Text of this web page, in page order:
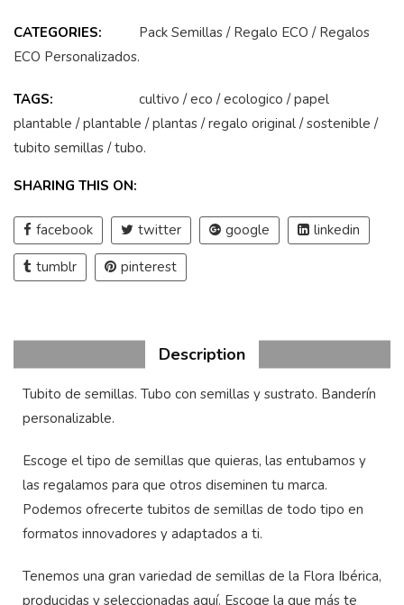
CATEGORIES: Pack Semillas / Regalo ECO / Regalos
ECO Personalizados.
TAGS: cultivo /eco /ecologico /papel
plantable /plantable /plantas /regalo original /sostenible /
tubito semillas /tubo.
SHARING THIS ON:
facebook twitter google linkedin
tumblr pinterest
Description
Tubito de semillas. Tubo con semillas y sustrato. Banderín
personalizable.
Escoge el tipo de semillas que quieras, las entubamos y
las regalamos para que otros diseminen tu marca.
Podemos ofrecerte tubitos de semillas de todo tipo en
formatos innovadores y adaptados a ti.
Tenemos una gran variedad de semillas de la Flora Ibérica,
producidas y seleccionadas aquí. Escoge la que más te